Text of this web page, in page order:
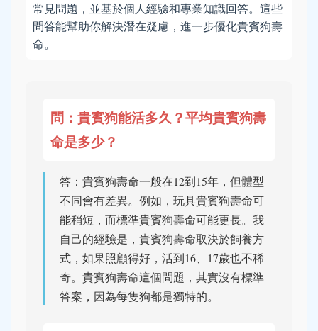
常見問題，並基於個人經驗和專業知識回答。這些
問答能幫助你解決潛在疑慮，進一步優化貴賓狗壽
命。
問：貴賓狗能活多久？平均貴賓狗壽
命是多少？
答：貴賓狗壽命一般在12到15年，但體型
不同會有差異。例如，玩具貴賓狗壽命可
能稍短，而標準貴賓狗壽命可能更長。我
自己的經驗是，貴賓狗壽命取決於飼養方
式，如果照顧得好，活到16、17歲也不稀
奇。貴賓狗壽命這個問題，其實沒有標準
答案，因為每隻狗都是獨特的。